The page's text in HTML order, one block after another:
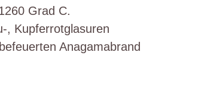
Grad C.
, Kupferrotglasuren
Anagamabrand